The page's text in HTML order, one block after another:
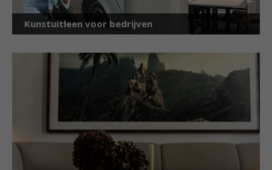
Kunstuitleen voor bedrijven